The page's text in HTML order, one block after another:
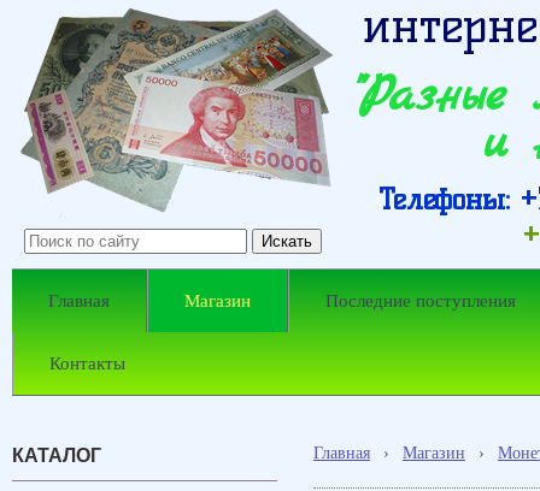
и
Телефоны:
Главная Магазин Последние поступления
Контакты
КАТАЛОГ Главная › Магазин ›